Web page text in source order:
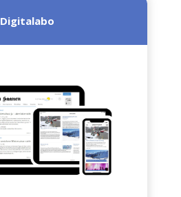
Digitalabo